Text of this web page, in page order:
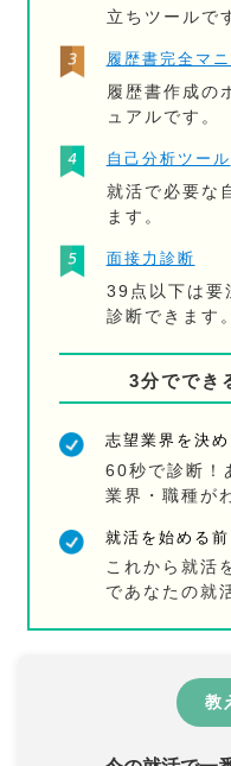
立ちツールで
履歴書完全マ
履歴書作成の
ュアルです。
自己分析ツール
就活で必要な
ます。
面接力診断
39点以下は要
診断できます。
3分ででき
志望業界を決
60秒で診断！
業界・職種が
就活を始める
これから就活
であなたの就